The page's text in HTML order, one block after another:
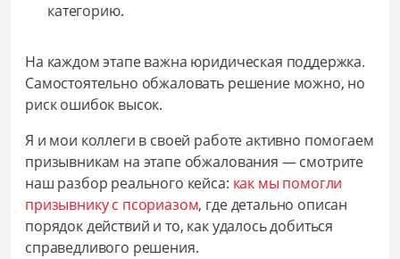
категорию.
На каждом этапе важна юридическая поддержка.
Самостоятельно обжаловать решение можно, но
риск ошибок высок.
Я и мои коллеги в своей работе активно помогаем
призывникам на этапе обжалования — смотрите
наш разбор реального кейса: как мы помогли
призывнику с псориазом, где детально описан
порядок действий и то, как удалось добиться
справедливого решения.